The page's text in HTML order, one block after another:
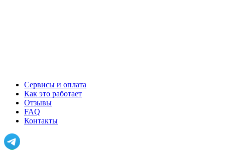
Сервисы и оплата
Как это работает
Отзывы
FAQ
Контакты